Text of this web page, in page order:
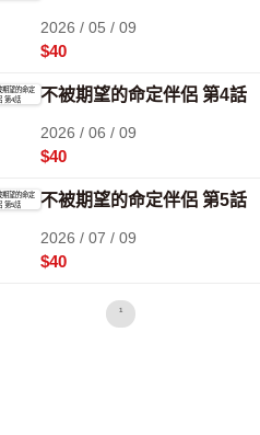
2026 / 05 / 09
$40
不被期望的命定伴侶 第4話
2026 / 06 / 09
$40
不被期望的命定伴侶 第5話
2026 / 07 / 09
$40
1